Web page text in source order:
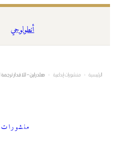
المحتوى
أنطولوجي
الرئيسية › منشورات إبداعية › هلدرلين – للاقدار
منشورات